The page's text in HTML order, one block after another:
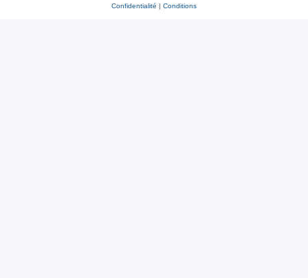
Confidentialité | Conditions